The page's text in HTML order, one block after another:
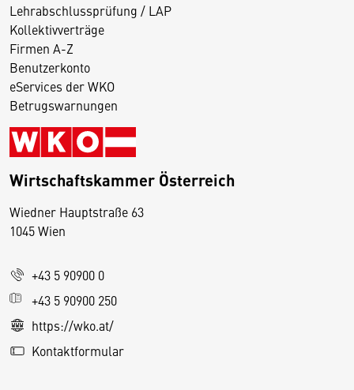
Lehrabschlussprüfung / LAP
Kollektivverträge
Firmen A-Z
Benutzerkonto
eServices der WKO
Betrugswarnungen
Wirtschaftskammer Österreich
Wiedner Hauptstraße 63
1045 Wien
+43 5 90900 0
+43 5 90900 250
https://wko.at/
Kontaktformular
D
s
e
S
e